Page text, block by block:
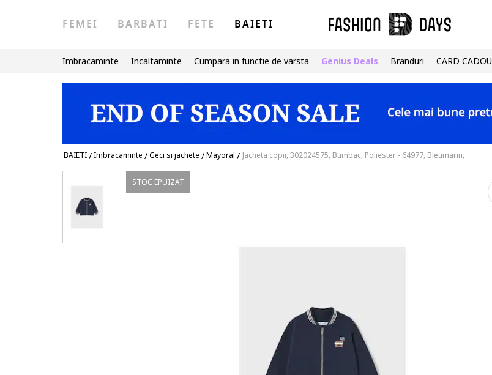
FEMEI BARBATI FETE BAIETI
Imbracaminte Incaltaminte Cumpara in functie de varsta Genius Deals Branduri CARD CADOU
BAIETI/Imbracaminte /Geci si jachete /Mayoral / Jacheta copii, 302024575, Bumbac, Poliester - 64977, Bleumarin,
STOC EPUIZAT